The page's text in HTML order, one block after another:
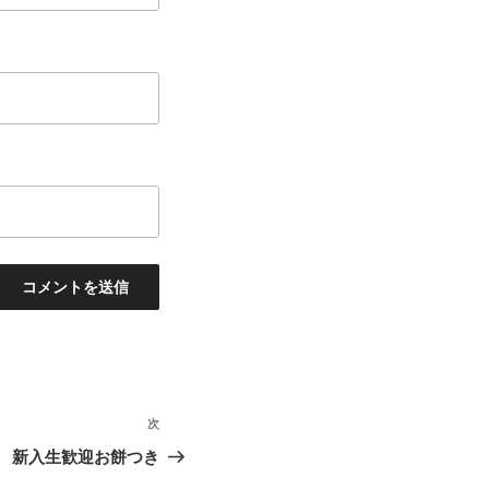
次
の
次
新入生歓迎お餅つき